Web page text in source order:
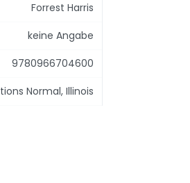
Forrest Harris
keine Angabe
9780966704600
Normal, Illinois